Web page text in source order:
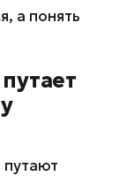
а понять
путают